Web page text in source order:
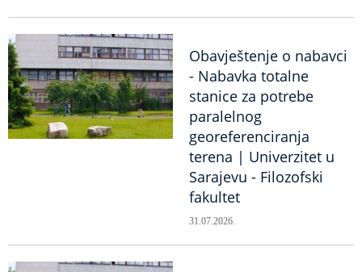
Obavještenje o nabavci
- Nabavka totalne
stanice za potrebe
paralelnog
georeferenciranja
terena | Univerzitet u
Sarajevu - Filozofski
fakultet
31.07.2026.